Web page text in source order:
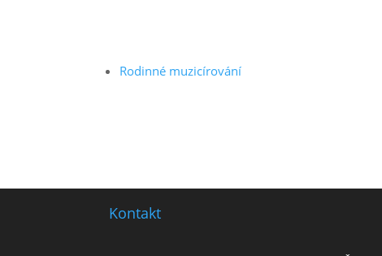
Rodinné muzicírování
Kontakt